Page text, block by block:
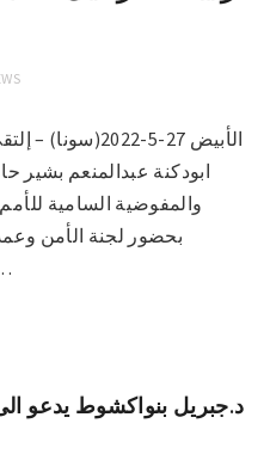
الأبيض 27-5-
ابودكنة عبدالمنعم بشير
والمفوضية السامية
بحضور لجنة الأمن
الاجتماعية
د.جبريل بنواكشوط يدعو